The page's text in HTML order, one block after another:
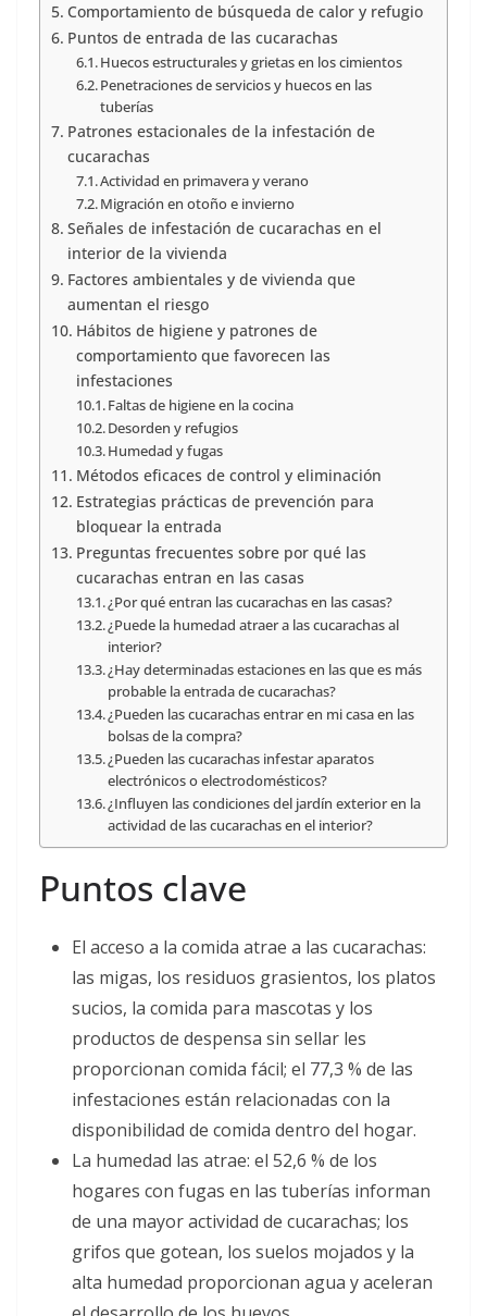
Comportamiento de búsqueda de calor y refugio
Puntos de entrada de las cucarachas
Huecos estructurales y grietas en los cimientos
Penetraciones de servicios y huecos en las
tuberías
Patrones estacionales de la infestación de
cucarachas
Actividad en primavera y verano
Migración en otoño e invierno
Señales de infestación de cucarachas en el
interior de la vivienda
Factores ambientales y de vivienda que
aumentan el riesgo
Hábitos de higiene y patrones de
comportamiento que favorecen las
infestaciones
Faltas de higiene en la cocina
Desorden y refugios
Humedad y fugas
Métodos eficaces de control y eliminación
Estrategias prácticas de prevención para
bloquear la entrada
Preguntas frecuentes sobre por qué las
cucarachas entran en las casas
¿Por qué entran las cucarachas en las casas?
¿Puede la humedad atraer a las cucarachas al
interior?
¿Hay determinadas estaciones en las que es más
probable la entrada de cucarachas?
¿Pueden las cucarachas entrar en mi casa en las
bolsas de la compra?
¿Pueden las cucarachas infestar aparatos
electrónicos o electrodomésticos?
¿Influyen las condiciones del jardín exterior en la
actividad de las cucarachas en el interior?
Puntos clave
El acceso a la comida atrae a las cucarachas:
las migas, los residuos grasientos, los platos
sucios, la comida para mascotas y los
productos de despensa sin sellar les
proporcionan comida fácil; el 77,3 % de las
infestaciones están relacionadas con la
disponibilidad de comida dentro del hogar.
La humedad las atrae: el 52,6 % de los
hogares con fugas en las tuberías informan
de una mayor actividad de cucarachas; los
grifos que gotean, los suelos mojados y la
alta humedad proporcionan agua y aceleran